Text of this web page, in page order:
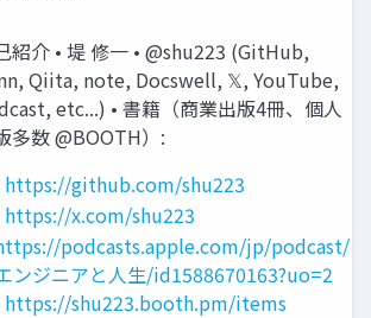
紹介 • 堤 修一 • @shu223 (GitHub,
Qiita, note, Docswell, 𝕏, YouTube,
etc...) • 書籍（商業出版4冊、個人
多数 @BOOTH）:
https://github.com/shu223
https://x.com/shu223
podcasts.apple.com/jp/podcast/
ンジニアと人生/id1588670163?uo=2
https://shu223.booth.pm/items